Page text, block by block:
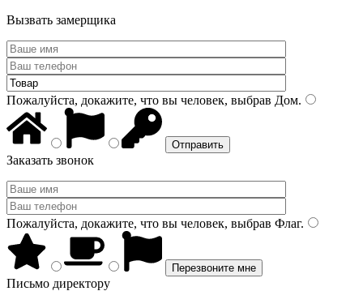
Вызвать замерщика
Пожалуйста, докажите, что вы человек, выбрав Дом.
Заказать звонок
Пожалуйста, докажите, что вы человек, выбрав Флаг.
Письмо директору